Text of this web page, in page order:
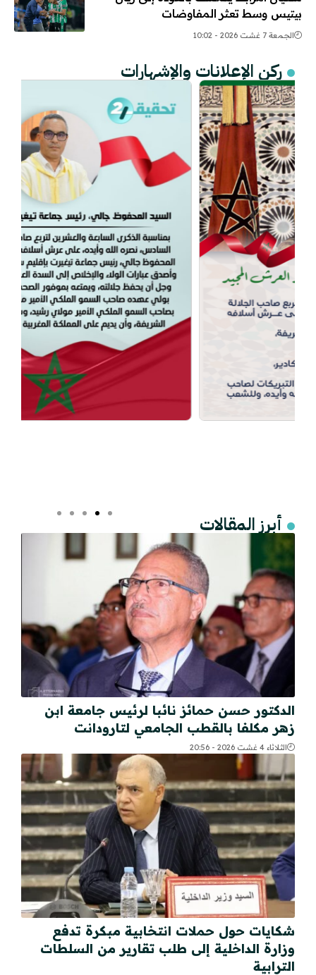
بيتيس وسط تعثر المفاوضات
الجمعة 7 غشت 2026 - 10:02
ركن الإعلانات والإشهارات
أبرز المقالات
الدكتور حسن حمائز نائبا لرئيس جامعة ابن
زهر مكلفا بالقطب الجامعي لتارودانت
الثلاثاء 4 غشت 2026 - 20:56
شكايات حول حملات انتخابية مبكرة تدفع
وزارة الداخلية إلى طلب تقارير من السلطات
الترابية